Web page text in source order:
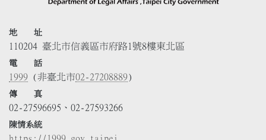
地 址
110204 臺北市信義區市府路1號8樓東北區
電 話
1999 (非臺北市02-27208889)
傳 真
02-27596695、02-27593266
陳情系統